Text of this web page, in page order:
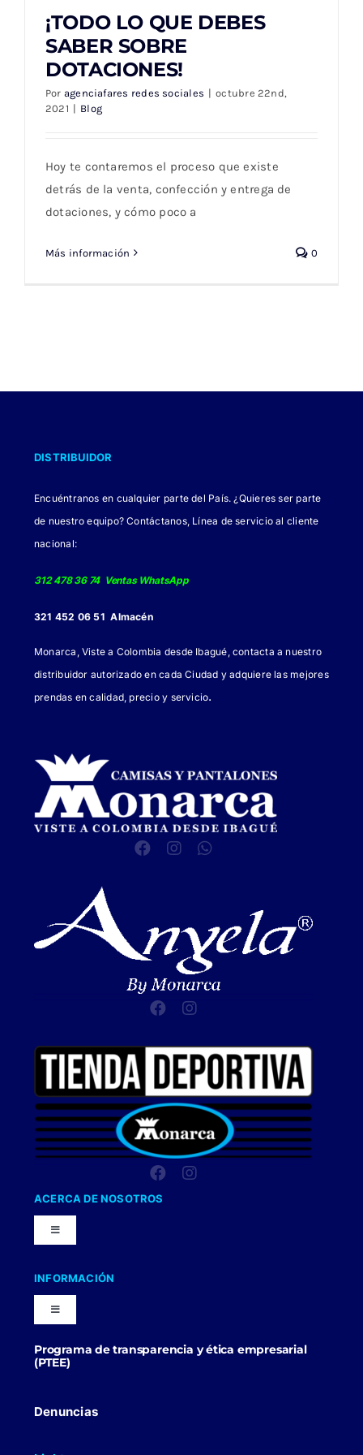
¡TODO LO QUE DEBES SABER SOBRE
DOTACIONES!
¡TODO LO QUE DEBES
SABER SOBRE
DOTACIONES!
Por agenciafares redes sociales | octubre 22nd,
2021 | Blog
Hoy te contaremos el proceso que existe
detrás de la venta, confección y entrega de
dotaciones, y cómo poco a
Más información 0
DISTRIBUIDOR
Encuéntranos en cualquier parte del País. ¿Quieres ser parte
de nuestro equipo? Contáctanos, Línea de servicio al cliente
nacional:
312 478 36 74 Ventas WhatsApp
321 452 06 51 Almacén
Monarca, Viste a Colombia desde Ibagué, contacta a nuestro
distribuidor autorizado en cada Ciudad y adquiere las mejores
prendas en calidad, precio y servicio.
ACERCA DE NOSOTROS
Toggle
Navigation
Nuestra Compañia
Trabaja con nosotros
INFORMACIÓN
Toggle
Navigation
BlogPrograma de transparencia y ética empresarial
(PTEE)
Denuncias